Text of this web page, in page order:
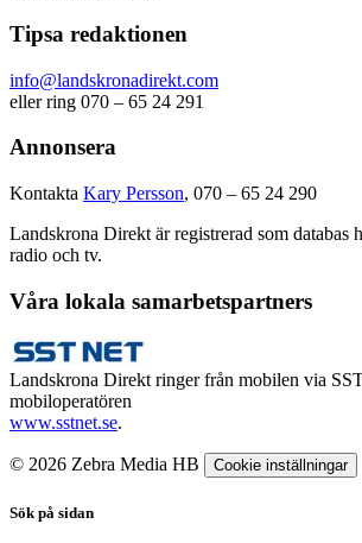
Tipsa redaktionen
info@landskronadirekt.com
eller ring 070 – 65 24 291
Annonsera
Kontakta Kary Persson, 070 – 65 24 290
Landskrona Direkt är registrerad som databas
radio och tv.
Våra lokala samarbetspartners
Landskrona Direkt ringer från mobilen via
mobiloperatören
www.sstnet.se.
© 2026 Zebra Media HB Cookie inställningar
Sök på sidan